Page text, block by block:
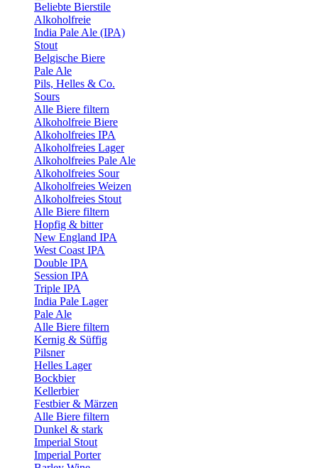
Beliebte Bierstile
Alkoholfreie
India Pale Ale (IPA)
Stout
Belgische Biere
Pale Ale
Pils, Helles & Co.
Sours
Alle Biere filtern
Alkoholfreie Biere
Alkoholfreies IPA
Alkoholfreies Lager
Alkoholfreies Pale Ale
Alkoholfreies Sour
Alkoholfreies Weizen
Alkoholfreies Stout
Alle Biere filtern
Hopfig & bitter
New England IPA
West Coast IPA
Double IPA
Session IPA
Triple IPA
India Pale Lager
Pale Ale
Alle Biere filtern
Kernig & Süffig
Pilsner
Helles Lager
Bockbier
Kellerbier
Festbier & Märzen
Alle Biere filtern
Dunkel & stark
Imperial Stout
Imperial Porter